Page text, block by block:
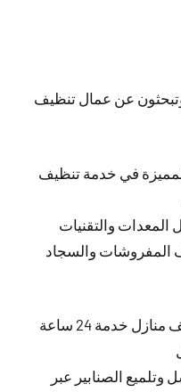
عن عمال تنظيف
في خدمة تنظيف
والتقنيات
المفروشات والسجاد
أعمال التنظيف مع خدمة تنظيف منازل خدمة 24 ساعة
وتلميع الصنابير عبر